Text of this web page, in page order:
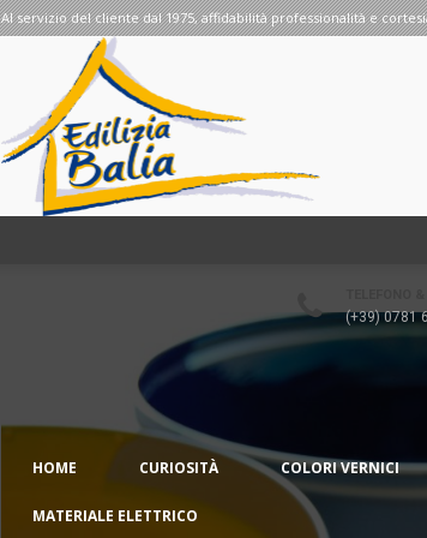
Al servizio del cliente dal 1975, affidabilità professionalità e
(+39) 0781
HOME CURIOSITÀ COLORI VERNICI
MATERIALE ELETTRICO